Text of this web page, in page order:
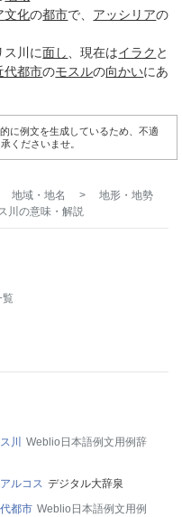
文化の都市で、 アッシリアの
ス川に面し 、現在はイラク と
代都市のモスルの向かいにあ
に例文を生成しているため、不適
くださいませ。
地域・地名 >
地形・地勢
川 の意味・解説
覧
川
Weblio日本語例文用例辞
ルコス デジタル大辞泉
都市 Weblio日本語例文用例